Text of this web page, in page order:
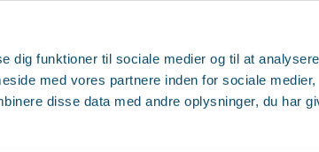
dig funktioner til sociale medier og til at analysere
med vores partnere inden for sociale medier,
disse data med andre oplysninger, du har